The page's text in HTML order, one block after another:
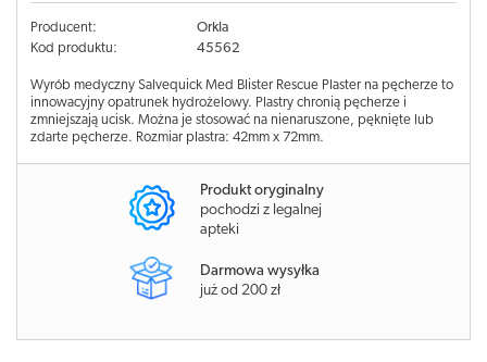
Producent:
Orkla
Kod produktu:
45562
Wyrób medyczny Salvequick Med Blister Rescue Plaster na pęcherze to
innowacyjny opatrunek hydrożelowy. Plastry chronią pęcherze i
zmniejszają ucisk. Można je stosować na nienaruszone, pęknięte lub
zdarte pęcherze. Rozmiar plastra: 42mm x 72mm.
Produkt oryginalny
pochodzi z legalnej
apteki
Darmowa wysyłka
już od 200 zł